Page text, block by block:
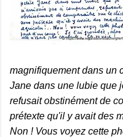
magnifiquement dans un
Jane dans une lubie que
refusait obstinément de
prétexte qu'il y avait des
Non ! Vous voyez cette